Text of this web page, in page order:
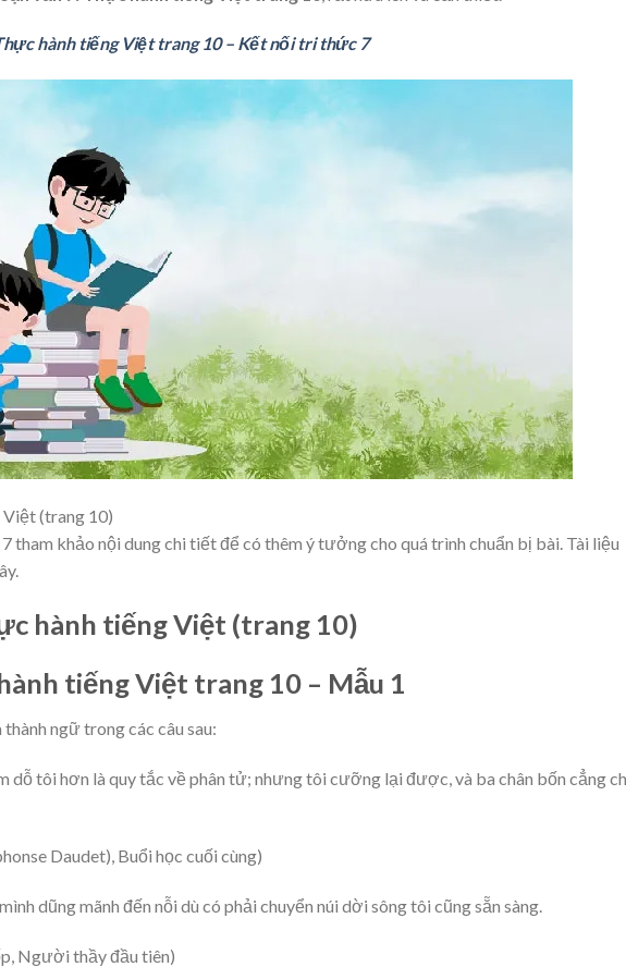
hành tiếng Việt trang 10 – Kết nối tri thức 7
Việt (trang 10)
tham khảo nội dung chi tiết để có thêm ý tưởng cho quá trình chuẩn bị bài. Tài liệu
hành tiếng Việt (trang 10)
tiếng Việt trang 10 – Mẫu 1
ngữ trong các câu sau:
dỗ tôi hơn là quy tắc về phân tử; nhưng tôi cưỡng lại được, và ba chân bốn cẳng
Daudet), Buổi học cuối cùng)
dũng mãnh đến nỗi dù có phải chuyển núi dời sông tôi cũng sẵn sàng.
Người thầy đầu tiên)